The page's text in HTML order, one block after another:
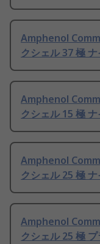
Amphenol
クシェル 37 極
Amphenol
クシェル 15 極
Amphenol
クシェル 25 極
Amphenol
クシェル 25 極